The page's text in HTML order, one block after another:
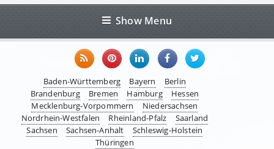
Show Menu
Baden-Württemberg Bayern
Berlin
Brandenburg
Bremen Hamburg
Hessen
Mecklenburg-Vorpommern
Niedersachsen
Nordrhein-Westfalen
Rheinland-Pfalz
Saarland
Sachsen
Sachsen-Anhalt
Schleswig-Holstein
Thüringen